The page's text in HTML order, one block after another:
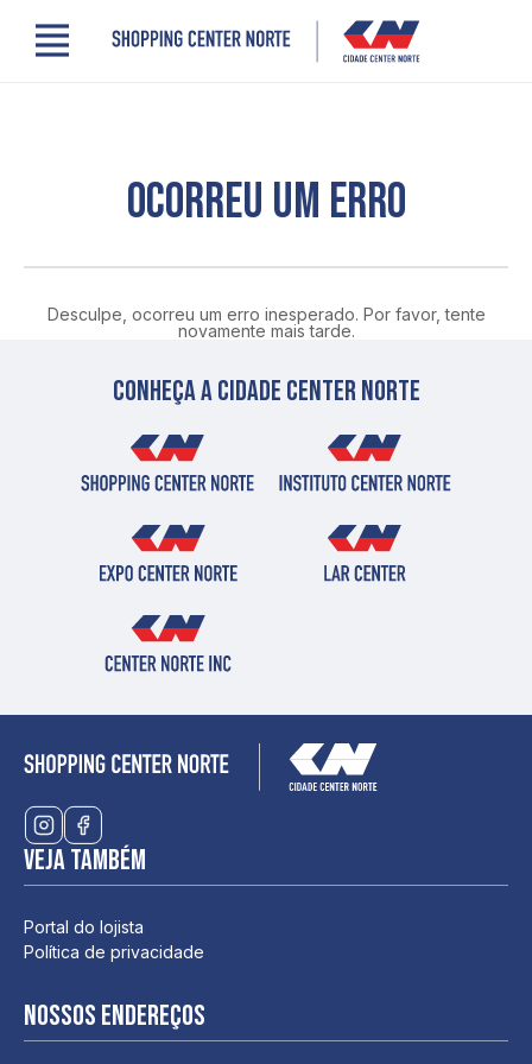
Menu
Comodidades
Clube de Benefícios
Novidades
Quem somos
Localização
OCORREU UM ERRO
Desculpe, ocorreu um erro inesperado. Por favor, tente
novamente mais tarde.
Conheça a cidade center norte
Veja também
Portal do lojista
Política de privacidade
Nossos endereços